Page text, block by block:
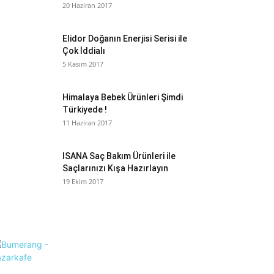
20 Haziran 2017
Elidor Doğanın Enerjisi Serisi ile
Çok İddialı
5 Kasım 2017
Himalaya Bebek Ürünleri Şimdi
Türkiyede !
11 Haziran 2017
ISANA Saç Bakım Ürünleri ile
Saçlarınızı Kışa Hazırlayın
19 Ekim 2017